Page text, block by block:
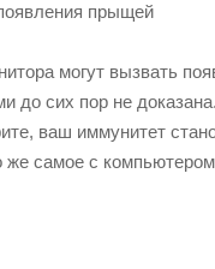
прыщей
могут вызвать
сих пор не
ваш иммунитет
самое с